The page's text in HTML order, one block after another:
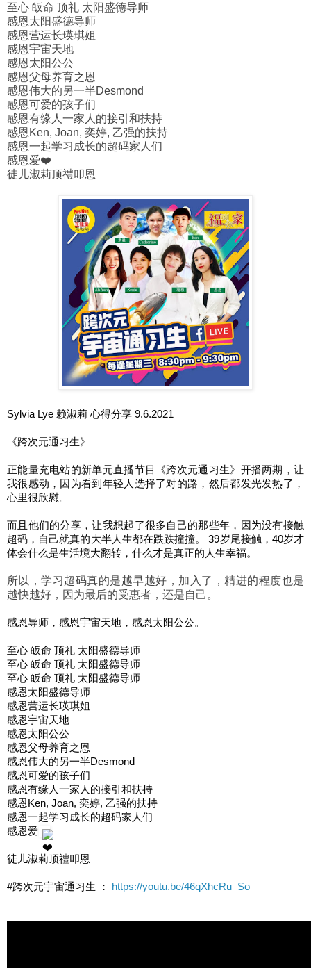
至心 皈命 顶礼 太阳盛德导师
感恩太阳盛德导师
感恩营运长瑛琪姐
感恩宇宙天地
感恩太阳公公
感恩父母养育之恩
感恩伟大的另一半Desmond
感恩可爱的孩子们
感恩有缘人一家人的接引和扶持
感恩Ken, Joan, 奕婷, 乙强的扶持
感恩一起学习成长的超码家人们
感恩爱❤️
徒儿淑莉顶禮叩恩
Sylvia Lye 赖淑莉 心得分享 9.6.2021
《跨次元通习生》
正能量充电站的新单元直播节目《跨次元通习生》开播两期，让
我很感动，因为看到年轻人选择了对的路，然后都发光发热了，
心里很欣慰。
而且他们的分享，让我想起了很多自己的那些年，因为没有接触
超码，自己就真的大半人生都在跌跌撞撞。 39岁尾接触，40岁才
体会什么是生活境大翻转，什么才是真正的人生幸福。
所以，学习超码真的是越早越好，加入了，精进的程度也是
越快越好，因为最后的受惠者，还是自己。
感恩导师，感恩宇宙天地，感恩太阳公公。
至心 皈命 顶礼 太阳盛德导师
至心 皈命 顶礼 太阳盛德导师
至心 皈命 顶礼 太阳盛德导师
感恩太阳盛德导师
感恩营运长瑛琪姐
感恩宇宙天地
感恩太阳公公
感恩父母养育之恩
感恩伟大的另一半Desmond
感恩可爱的孩子们
感恩有缘人一家人的接引和扶持
感恩Ken, Joan, 奕婷, 乙强的扶持
感恩一起学习成长的超码家人们
感恩爱
徒儿淑莉顶禮叩恩
#跨次元宇宙通习生 ： https://youtu.be/46qXhcRu_So